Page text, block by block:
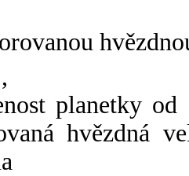
,
planetky od
hvězdná